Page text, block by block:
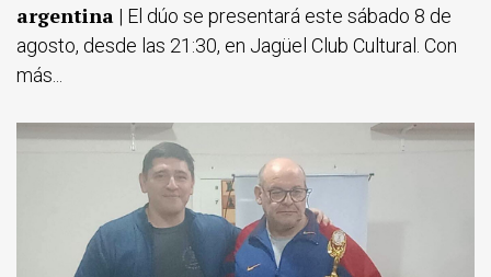
argentina | El dúo se presentará este sábado 8 de
agosto, desde las 21:30, en Jagüel Club Cultural. Con
más...